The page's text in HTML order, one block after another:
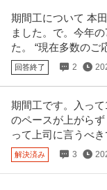
期間工について 本
ました。で。今年
た。 “現在多数のご
回答終了 2
期間工です。入っ
のペースが上がら
って上司に言うべ
解決済み 3